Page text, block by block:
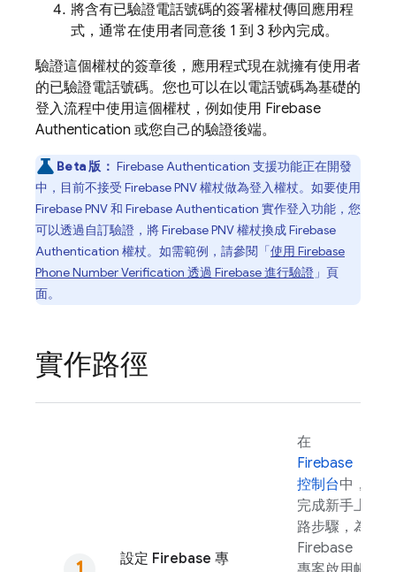
將含有已驗證電話號碼的簽署權杖傳回應用程
式，通常在使用者同意後 1 到 3 秒內完成。
驗證這個權杖的簽章後，應用程式現在就擁有使用者
的已驗證電話號碼。您也可以在以電話號碼為基礎的
登入流程中使用這個權杖，例如使用 Firebase
Authentication 或您自己的驗證後端。
Beta 版： Firebase Authentication 支援功能正在開發
中，目前不接受 Firebase PNV權杖做為登入權杖。如要使用
Firebase PNV和 Firebase Authentication 實作登入功能，您
可以透過自訂驗證，將Firebase PNV權杖換成Firebase
Authentication 權杖。如需範例，請參閱「使用 Firebase
Phone Number Verification 透過 Firebase 進行驗證 」頁
面。
實作路徑
設定 Firebase 專
在
Firebase
控制台中，
完成新手上
路步驟，為
Firebase